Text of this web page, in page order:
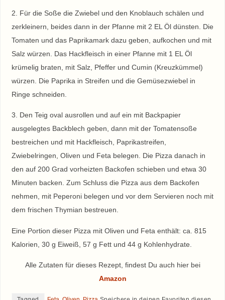
2. Für die Soße die Zwiebel und den Knoblauch schälen und
zerkleinern, beides dann in der Pfanne mit 2 EL Öl dünsten. Die
Tomaten und das Paprikamark dazu geben, aufkochen und mit
Salz würzen. Das Hackfleisch in einer Pfanne mit 1 EL Öl
krümelig braten, mit Salz, Pfeffer und Cumin (Kreuzkümmel)
würzen. Die Paprika in Streifen und die Gemüsezwiebel in
Ringe schneiden.
3. Den Teig oval ausrollen und auf ein mit Backpapier
ausgelegtes Backblech geben, dann mit der Tomatensoße
bestreichen und mit Hackfleisch, Paprikastreifen,
Zwiebelringen, Oliven und Feta belegen. Die Pizza danach in
den auf 200 Grad vorheizten Backofen schieben und etwa 30
Minuten backen. Zum Schluss die Pizza aus dem Backofen
nehmen, mit Peperoni belegen und vor dem Servieren noch mit
dem frischen Thymian bestreuen.
Eine Portion dieser Pizza mit Oliven und Feta enthält: ca. 815
Kalorien, 30 g Eiweiß, 57 g Fett und 44 g Kohlenhydrate.
Alle Zutaten für dieses Rezept, findest Du auch hier bei
Amazon